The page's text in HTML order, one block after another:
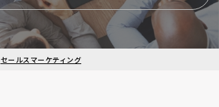
セールスマーケティング